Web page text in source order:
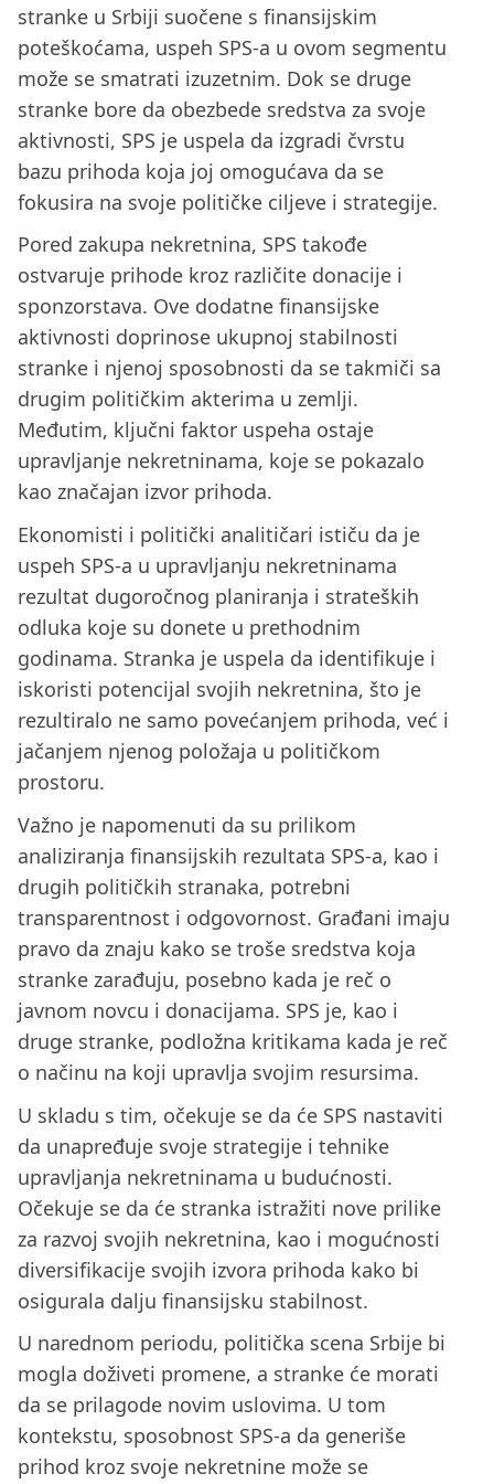
stranke u Srbiji suočene s finansijskim
poteškoćama, uspeh SPS-a u ovom segmentu
može se smatrati izuzetnim. Dok se druge
stranke bore da obezbede sredstva za svoje
aktivnosti, SPS je uspela da izgradi čvrstu
bazu prihoda koja joj omogućava da se
fokusira na svoje političke ciljeve i strategije.
Pored zakupa nekretnina, SPS takođe
ostvaruje prihode kroz različite donacije i
sponzorstava. Ove dodatne finansijske
aktivnosti doprinose ukupnoj stabilnosti
stranke i njenoj sposobnosti da se takmiči sa
drugim političkim akterima u zemlji.
Međutim, ključni faktor uspeha ostaje
upravljanje nekretninama, koje se pokazalo
kao značajan izvor prihoda.
Ekonomisti i politički analitičari ističu da je
uspeh SPS-a u upravljanju nekretninama
rezultat dugoročnog planiranja i strateških
odluka koje su donete u prethodnim
godinama. Stranka je uspela da identifikuje i
iskoristi potencijal svojih nekretnina, što je
rezultiralo ne samo povećanjem prihoda, već i
jačanjem njenog položaja u političkom
prostoru.
Važno je napomenuti da su prilikom
analiziranja finansijskih rezultata SPS-a, kao i
drugih političkih stranaka, potrebni
transparentnost i odgovornost. Građani imaju
pravo da znaju kako se troše sredstva koja
stranke zarađuju, posebno kada je reč o
javnom novcu i donacijama. SPS je, kao i
druge stranke, podložna kritikama kada je reč
o načinu na koji upravlja svojim resursima.
U skladu s tim, očekuje se da će SPS nastaviti
da unapređuje svoje strategije i tehnike
upravljanja nekretninama u budućnosti.
Očekuje se da će stranka istražiti nove prilike
za razvoj svojih nekretnina, kao i mogućnosti
diversifikacije svojih izvora prihoda kako bi
osigurala dalju finansijsku stabilnost.
U narednom periodu, politička scena Srbije bi
mogla doživeti promene, a stranke će morati
da se prilagode novim uslovima. U tom
kontekstu, sposobnost SPS-a da generiše
prihod kroz svoje nekretnine može se